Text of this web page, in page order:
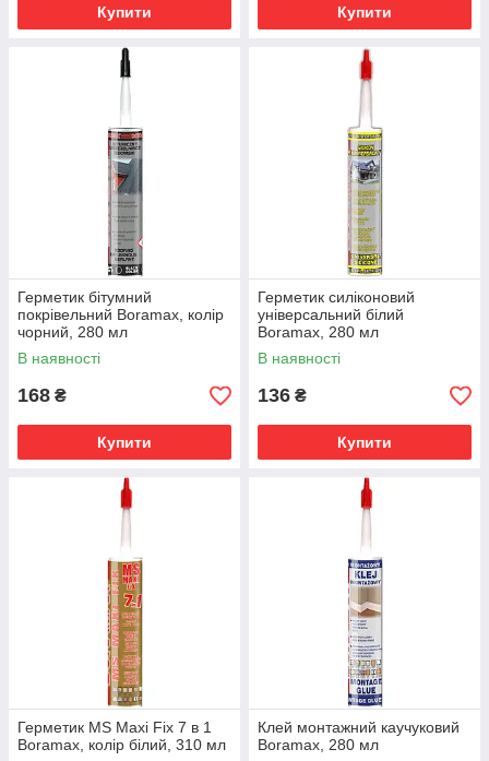
Купити Купити
Герметик бітумний
покрівельний Boramax, колір
чорний, 280 мл
В наявності
168 ₴
Купити
Герметик силіконовий
універсальний білий
Boramax, 280 мл
В наявності
136 ₴
Купити
Герметик MS Maxi Fix 7 в 1
Boramax, колір білий, 310 мл
Клей монтажний каучуковий
Boramax, 280 мл